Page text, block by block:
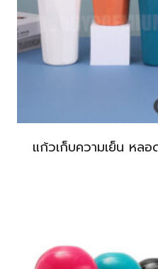
แก้วเก็บความเย็น หล